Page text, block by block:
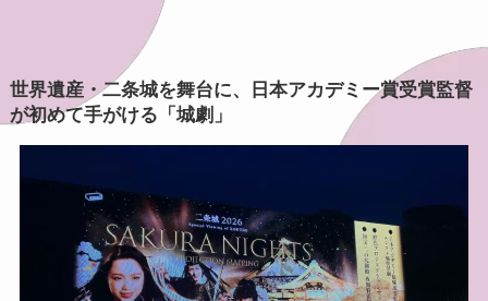
世界遺産・二条城を舞台に、日本アカデミー賞受賞監督
が初めて手がける「城劇」